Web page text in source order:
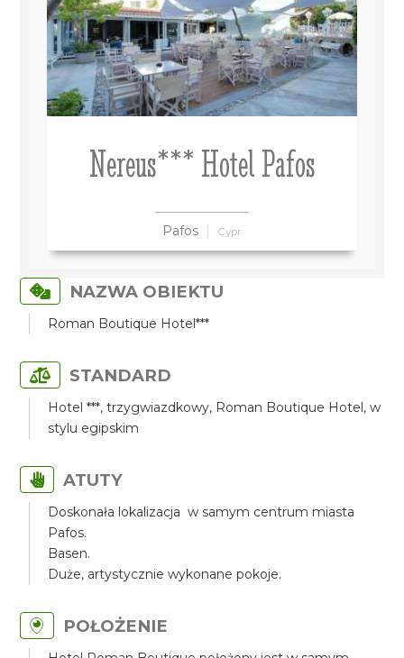
Nereus*** Hotel Pafos
Pafos Cypr
NAZWA OBIEKTU
Roman Boutique Hotel***
STANDARD
Hotel ***, trzygwiazdkowy, Roman Boutique Hotel, w
stylu egipskim
ATUTY
Doskonała lokalizacja w samym centrum miasta
Pafos.
Basen.
Duże, artystycznie wykonane pokoje.
POŁOŻENIE